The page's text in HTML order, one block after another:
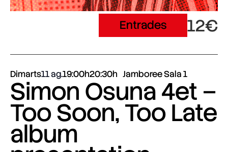
Entrades 12€
Dimarts11 ag.19:00h20:30h Jamboree Sala 1
Simon Osuna 4et –
Too Soon, Too Late
album